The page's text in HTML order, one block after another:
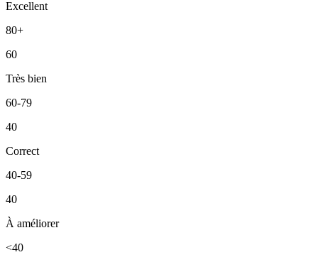
Excellent
80+
60
Très bien
60-79
40
Correct
40-59
40
À améliorer
<40